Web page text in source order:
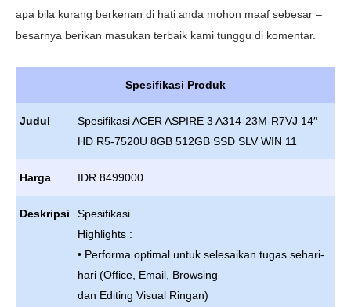
apa bila kurang berkenan di hati anda mohon maaf sebesar –
besarnya berikan masukan terbaik kami tunggu di komentar.
Spesifikasi Produk
Judul
Spesifikasi ACER ASPIRE 3 A314-23M-R7VJ 14″
HD R5-7520U 8GB 512GB SSD SLV WIN 11
Harga IDR 8499000
Deskripsi
Spesifikasi
Highlights :
• Performa optimal untuk selesaikan tugas sehari-
hari (Office, Email, Browsing
dan Editing Visual Ringan)